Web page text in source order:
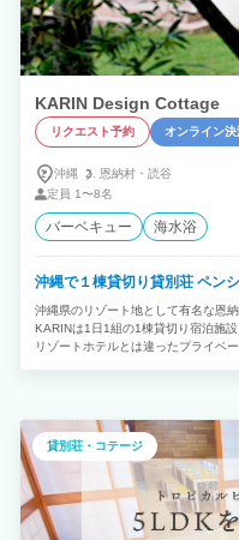
KARIN Design Cottage
リクエスト予約 オンライン決
沖縄 恩納村・ 読谷
定員 1〜8名
バーベキュー 海水浴
沖縄で１棟貸切り貸別荘 ペン
沖縄県のリゾート地として有名な恩
KARINは1日1組の1棟貸切り宿泊施
リゾートホテルとは違ったプライベ
貸別荘・コテージ